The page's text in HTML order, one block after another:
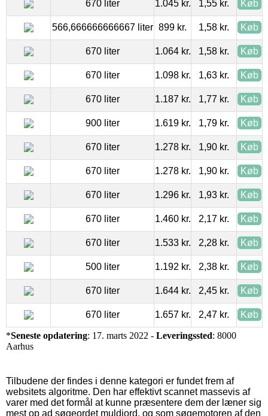
670 liter 1.045 kr. 1,55 kr. Køb
566,666666666667 liter 899 kr. 1,58 kr. Køb
670 liter 1.064 kr. 1,58 kr. Køb
670 liter 1.098 kr. 1,63 kr. Køb
670 liter 1.187 kr. 1,77 kr. Køb
900 liter 1.619 kr. 1,79 kr. Køb
670 liter 1.278 kr. 1,90 kr. Køb
670 liter 1.278 kr. 1,90 kr. Køb
670 liter 1.296 kr. 1,93 kr. Køb
670 liter 1.460 kr. 2,17 kr. Køb
670 liter 1.533 kr. 2,28 kr. Køb
500 liter 1.192 kr. 2,38 kr. Køb
670 liter 1.644 kr. 2,45 kr. Køb
670 liter 1.657 kr. 2,47 kr. Køb
*Seneste opdatering: 17. marts 2022 - Leveringssted: 8000
Aarhus
Tilbudene der findes i denne kategori er fundet frem af
websitets algoritme. Den har effektivt scannet massevis af
varer med det formål at kunne præsentere dem der læner sig
mest op ad søgeordet muldjord, og som søgemotoren af den